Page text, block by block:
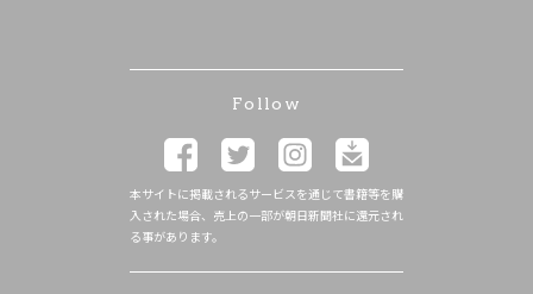
Follow
本サイトに掲載されるサービスを通じて書籍等を購
入された場合、売上の一部が朝日新聞社に還元され
る事があります。